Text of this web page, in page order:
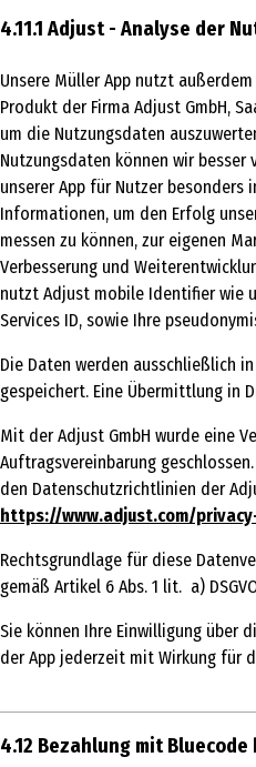
4.11.1 Adjust - Analyse der
Unsere Müller App nutzt
Produkt der Firma Adjust GmbH,
um die Nutzungsdaten
Nutzungsdaten können wir besser
unserer App für Nutzer
Informationen, um den Erfolg
messen zu können, zur eigenen
Verbesserung und
nutzt Adjust mobile Identifier wie
Services ID, sowie Ihre
Die Daten werden ausschließlich
gespeichert. Eine Übermittlung
Mit der Adjust GmbH wurde eine
Auftragsvereinbarung
den Datenschutzrichtlinien der
https://www.adjust.com/
Rechtsgrundlage für diese
gemäß Artikel 6 Abs. 1 lit. a)
Sie können Ihre Einwilligung über
der App jederzeit mit Wirkung für
4.12 Bezahlung mit Bluecode